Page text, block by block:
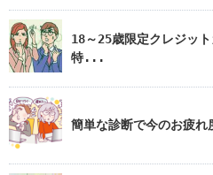
18～25歳限定クレジッ
特...
簡単な診断で今のお疲れ